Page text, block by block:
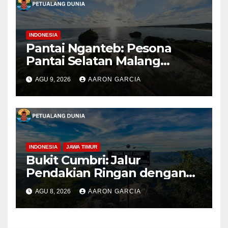
INDONESIA
Pantai Nganteb: Pesona
Pantai Selatan Malang
dengan Ombak Besar dan
Suasana Alami
AGU 9, 2026 AARON GARCIA
INDONESIA JAWA TIMUR
Bukit Cumbri: Jalur
Pendakian Ringan dengan
Panorama Perbukitan
AGU 8, 2026 AARON GARCIA